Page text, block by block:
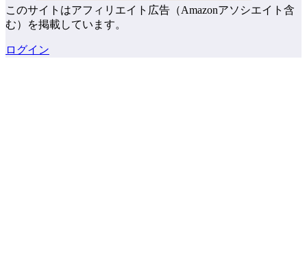
このサイトはアフィリエイト広告（Amazonアソシエイト含
む）を掲載しています。
ログイン